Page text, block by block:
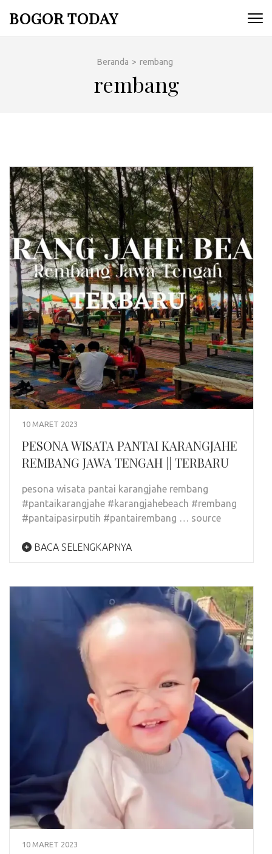
BOGOR TODAY
Beranda > rembang
rembang
10 MARET 2023
PESONA WISATA PANTAI KARANGJAHE
REMBANG JAWA TENGAH || TERBARU
pesona wisata pantai karangjahe rembang
#pantaikarangjahe #karangjahebeach #rembang
#pantaipasirputih #pantairembang … source
BACA SELENGKAPNYA
10 MARET 2023